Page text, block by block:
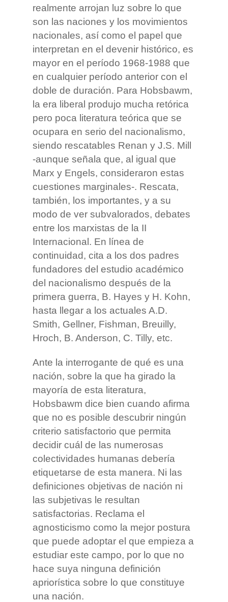
realmente arrojan luz sobre lo que
son las naciones y los movimientos
nacionales, así como el papel que
interpretan en el devenir histórico, es
mayor en el período 1968-1988 que
en cualquier período anterior con el
doble de duración. Para Hobsbawm,
la era liberal produjo mucha retórica
pero poca literatura teórica que se
ocupara en serio del nacionalismo,
siendo rescatables Renan y J.S. Mill
-aunque señala que, al igual que
Marx y Engels, consideraron estas
cuestiones marginales-. Rescata,
también, los importantes, y a su
modo de ver subvalorados, debates
entre los marxistas de la II
Internacional. En línea de
continuidad, cita a los dos padres
fundadores del estudio académico
del nacionalismo después de la
primera guerra, B. Hayes y H. Kohn,
hasta llegar a los actuales A.D.
Smith, Gellner, Fishman, Breuilly,
Hroch, B. Anderson, C. Tilly, etc.
Ante la interrogante de qué es una
nación, sobre la que ha girado la
mayoría de esta literatura,
Hobsbawm dice bien cuando afirma
que no es posible descubrir ningún
criterio satisfactorio que permita
decidir cuál de las numerosas
colectividades humanas debería
etiquetarse de esta manera. Ni las
definiciones objetivas de nación ni
las subjetivas le resultan
satisfactorias. Reclama el
agnosticismo como la mejor postura
que puede adoptar el que empieza a
estudiar este campo, por lo que no
hace suya ninguna definición
apriorística sobre lo que constituye
una nación.